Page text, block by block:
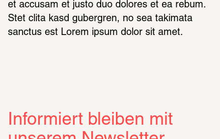
et accusam et justo duo dolores et ea rebum.
Stet clita kasd gubergren, no sea takimata
sanctus est Lorem ipsum dolor sit amet.
Informiert bleiben mit